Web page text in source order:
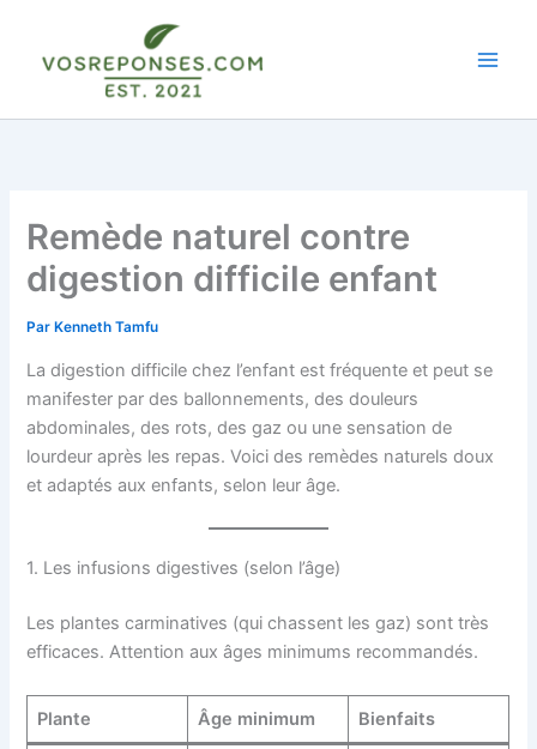
contenu
Remède naturel contre
digestion difficile enfant
Par Kenneth Tamfu
La digestion difficile chez l’enfant est fréquente et peut se
manifester par des ballonnements, des douleurs
abdominales, des rots, des gaz ou une sensation de
lourdeur après les repas. Voici des remèdes naturels doux
et adaptés aux enfants, selon leur âge.
1. Les infusions digestives (selon l’âge)
Les plantes carminatives (qui chassent les gaz) sont très
efficaces. Attention aux âges minimums recommandés.
Plante Âge minimum Bienfaits